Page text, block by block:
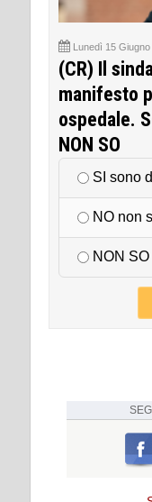
Lunedì 15
(CR) Il
manifesto
ospedale.
NON SO
SI sono
NO non
NON SO